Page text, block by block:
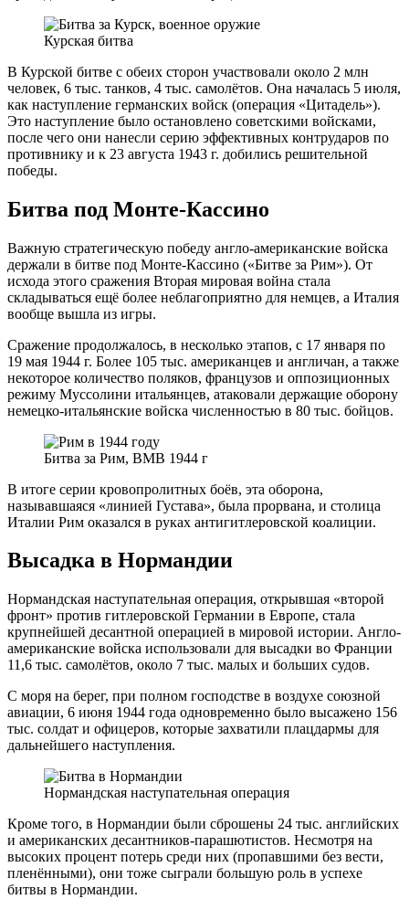
Курская битва
В Курской битве с обеих сторон участвовали около 2 млн
человек, 6 тыс. танков, 4 тыс. самолётов. Она началась 5 июля,
как наступление германских войск (операция «Цитадель»).
Это наступление было остановлено советскими войсками,
после чего они нанесли серию эффективных контрударов по
противнику и к 23 августа 1943 г. добились решительной
победы.
Битва под Монте-Кассино
Важную стратегическую победу англо-американские войска
держали в битве под Монте-Кассино («Битве за Рим»). От
исхода этого сражения Вторая мировая война стала
складываться ещё более неблагоприятно для немцев, а Италия
вообще вышла из игры.
Сражение продолжалось, в несколько этапов, с 17 января по
19 мая 1944 г. Более 105 тыс. американцев и англичан, а также
некоторое количество поляков, французов и оппозиционных
режиму Муссолини итальянцев, атаковали держащие оборону
немецко-итальянские войска численностью в 80 тыс. бойцов.
Битва за Рим, ВМВ 1944 г
В итоге серии кровопролитных боёв, эта оборона,
называвшаяся «линией Густава», была прорвана, и столица
Италии Рим оказался в руках антигитлеровской коалиции.
Высадка в Нормандии
Нормандская наступательная операция, открывшая «второй
фронт» против гитлеровской Германии в Европе, стала
крупнейшей десантной операцией в мировой истории. Англо-
американские войска использовали для высадки во Франции
11,6 тыс. самолётов, около 7 тыс. малых и больших судов.
С моря на берег, при полном господстве в воздухе союзной
авиации, 6 июня 1944 года одновременно было высажено 156
тыс. солдат и офицеров, которые захватили плацдармы для
дальнейшего наступления.
Нормандская наступательная операция
Кроме того, в Нормандии были сброшены 24 тыс. английских
и американских десантников-парашютистов. Несмотря на
высоких процент потерь среди них (пропавшими без вести,
пленёнными), они тоже сыграли большую роль в успехе
битвы в Нормандии.